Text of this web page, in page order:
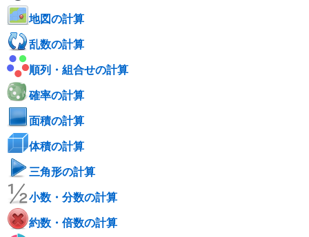
地図の計算
乱数の計算
順列・組合せの計算
確率の計算
面積の計算
体積の計算
三角形の計算
小数・分数の計算
約数・倍数の計算